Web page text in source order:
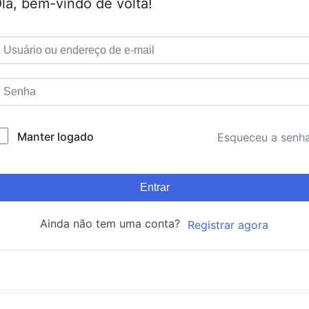
bem-vindo de volta!
Manter logado Esqueceu a
Entrar
Ainda não tem uma conta? Registrar agora